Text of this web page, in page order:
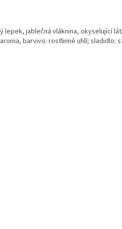
jablečná vláknina, okyselující
barvivo: rostlinné uhlí; sladidlo: